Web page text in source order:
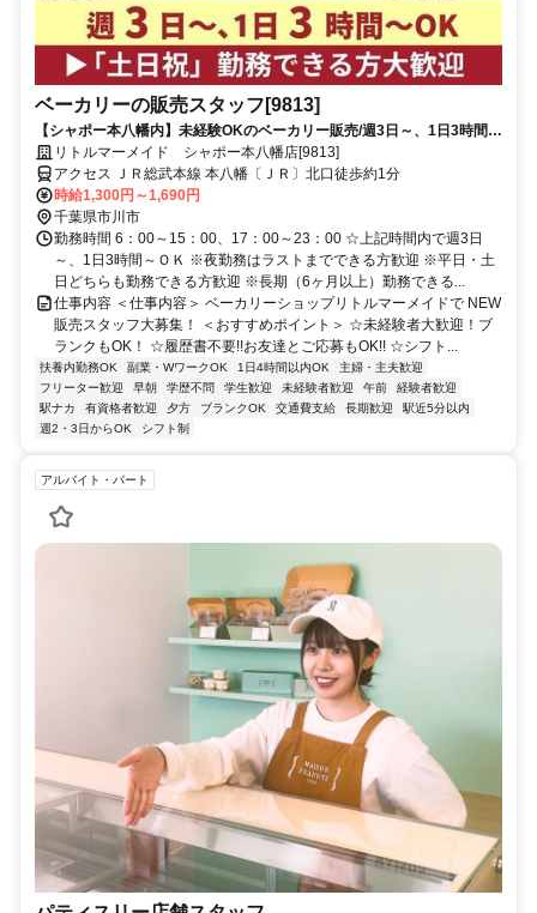
ベーカリーの販売スタッフ[9813]
【シャポー本八幡内】未経験OKのベーカリー販売/週3日～、1日3時間～
OK/早朝・土日祝の手当てもあり♪
リトルマーメイド シャポー本八幡店[9813]
アクセス ＪＲ総武本線 本八幡〔ＪＲ〕北口徒歩約1分
時給1,300円～1,690円
千葉県市川市
勤務時間 6：00～15：00、17：00～23：00 ☆上記時間内で週3日
～、1日3時間～ＯＫ ※夜勤務はラストまでできる方歓迎 ※平日・土
日どちらも勤務できる方歓迎 ※長期（6ヶ月以上）勤務できる...
仕事内容 ＜仕事内容＞ ベーカリーショップリトルマーメイドで NEW
販売スタッフ大募集！ ＜おすすめポイント＞ ☆未経験者大歓迎！ブ
ランクもOK！ ☆履歴書不要!!お友達とご応募もOK!! ☆シフト...
扶養内勤務OK 副業・WワークOK 1日4時間以内OK
主婦・主夫歓迎
フリーター歓迎
早朝 学歴不問 学生歓迎 未経験者歓迎 午前
経験者歓迎
駅ナカ
有資格者歓迎 夕方 ブランクOK 交通費支給 長期歓迎
駅近5分以内
週2・3日からOK
シフト制
アルバイト・パート